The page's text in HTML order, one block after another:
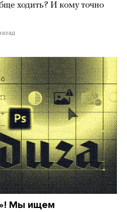
ходить? И кому точно
Мы ищем